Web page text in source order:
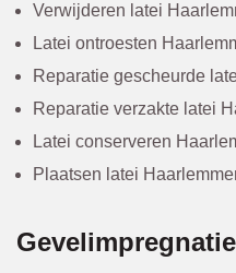
Verwijderen latei
Latei ontroesten
Reparatie gescheurde
Reparatie verzakte latei
Latei conserveren
Plaatsen latei
Gevelimpregnatie